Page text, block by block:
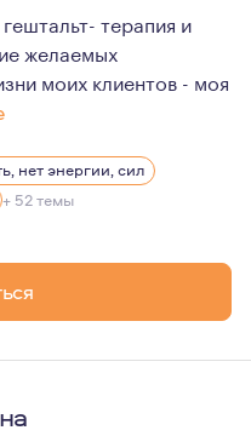
терапия и
желаемых
моих клиентов - моя
на знаниях, но и на
что происходит
возможность
которую
нет энергии, сил
+ 52 темы